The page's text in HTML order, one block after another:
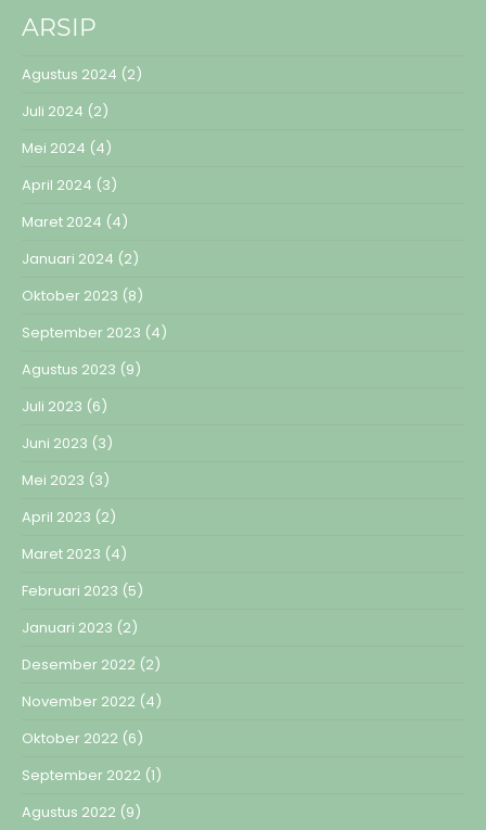
ARSIP
Agustus 2024 (2)
Juli 2024 (2)
Mei 2024 (4)
April 2024 (3)
Maret 2024 (4)
Januari 2024 (2)
Oktober 2023 (8)
September 2023 (4)
Agustus 2023 (9)
Juli 2023 (6)
Juni 2023 (3)
Mei 2023 (3)
April 2023 (2)
Maret 2023 (4)
Februari 2023 (5)
Januari 2023 (2)
Desember 2022 (2)
November 2022 (4)
Oktober 2022 (6)
September 2022 (1)
Agustus 2022 (9)